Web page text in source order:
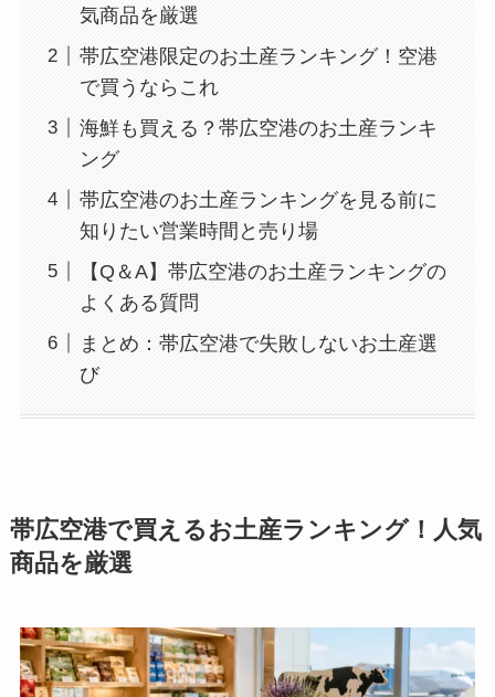
気商品を厳選
帯広空港限定のお土産ランキング！空港
で買うならこれ
海鮮も買える？帯広空港のお土産ランキ
ング
帯広空港のお土産ランキングを見る前に
知りたい営業時間と売り場
【Q＆A】帯広空港のお土産ランキングの
よくある質問
まとめ：帯広空港で失敗しないお土産選
び
帯広空港で買えるお土産ランキング！人気
商品を厳選